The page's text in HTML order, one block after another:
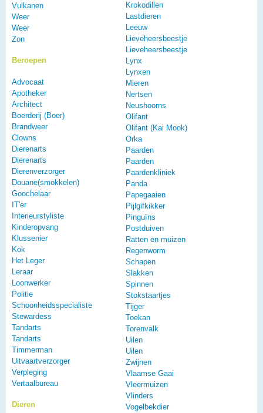
Vulkanen
Weer
Weer
Zon
Beroepen
Advocaat
Apotheker
Architect
Boerderij (Boer)
Brandweer
Clowns
Dierenarts
Dierenarts
Dierenverzorger
Douane(smokkelen)
Goochelaar
IT'er
Interieurstyliste
Kinderopvang
Klussenier
Kok
Het Leger
Leraar
Loonwerker
Politie
Schoonheidsspecialiste
Stewardess
Tandarts
Tandarts
Timmerman
Uitvaartverzorger
Verpleging
Vertaalbureau
Dieren
Krokodillen
Lastdieren
Leeuw
Lieveheersbeestje
Lieveheersbeestje
Lynx
Lynxen
Mieren
Nertsen
Neushoorns
Olifant
Olifant (Kai Mook)
Orka
Paarden
Paarden
Paardenkliniek
Panda
Papegaaien
Pijlgifkikker
Pinguïns
Postduiven
Ratten en muizen
Regenworm
Schapen
Slakken
Spinnen
Stokstaartjes
Tijger
Toekan
Torenvalk
Uilen
Uilen
Zwijnen
Vlaamse Gaai
Vleermuizen
Vlinders
Vogelbekdier